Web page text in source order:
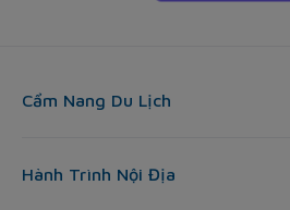
Cẩm Nang Du Lịch
Hành Trình Nội Địa